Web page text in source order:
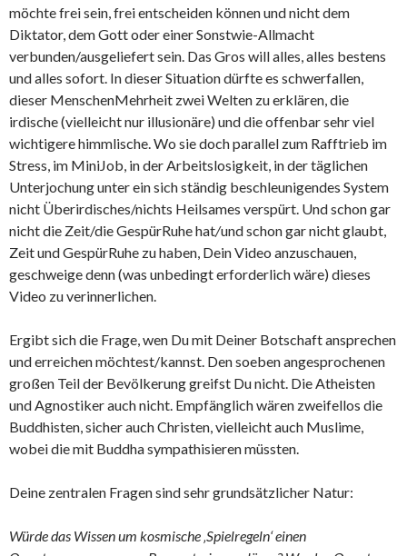
möchte frei sein, frei entscheiden können und nicht dem
Diktator, dem Gott oder einer Sonstwie-Allmacht
verbunden/ausgeliefert sein. Das Gros will alles, alles bestens
und alles sofort. In dieser Situation dürfte es schwerfallen,
dieser MenschenMehrheit zwei Welten zu erklären, die
irdische (vielleicht nur illusionäre) und die offenbar sehr viel
wichtigere himmlische. Wo sie doch parallel zum Rafftrieb im
Stress, im MiniJob, in der Arbeitslosigkeit, in der täglichen
Unterjochung unter ein sich ständig beschleunigendes System
nicht Überirdisches/nichts Heilsames verspürt. Und schon gar
nicht die Zeit/die GespürRuhe hat/und schon gar nicht glaubt,
Zeit und GespürRuhe zu haben, Dein Video anzuschauen,
geschweige denn (was unbedingt erforderlich wäre) dieses
Video zu verinnerlichen.
Ergibt sich die Frage, wen Du mit Deiner Botschaft ansprechen
und erreichen möchtest/kannst. Den soeben angesprochenen
großen Teil der Bevölkerung greifst Du nicht. Die Atheisten
und Agnostiker auch nicht. Empfänglich wären zweifellos die
Buddhisten, sicher auch Christen, vielleicht auch Muslime,
wobei die mit Buddha sympathisieren müssten.
Deine zentralen Fragen sind sehr grundsätzlicher Natur:
Würde das Wissen um kosmische ‚Spielregeln‘ einen